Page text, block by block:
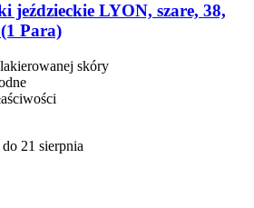
jeździeckie LYON, szare, 38,
Para)
skóry
21 sierpnia